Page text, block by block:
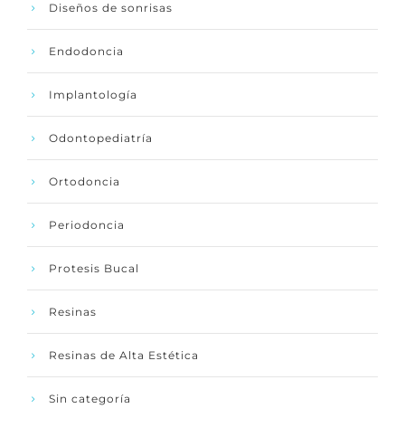
Diseños de sonrisas
Endodoncia
Implantología
Odontopediatría
Ortodoncia
Periodoncia
Protesis Bucal
Resinas
Resinas de Alta Estética
Sin categoría